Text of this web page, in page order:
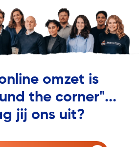
omzet is
the corner"...
jij ons uit?